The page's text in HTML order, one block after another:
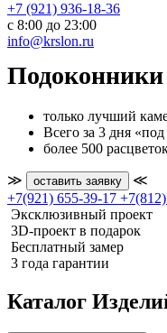
+7 (921) 936-18-36
с 8:00 до 23:00
info@krslon.ru
Подоконники
только лучший
Всего за 3 дня
более 500
≫ оставить заявку
≪
+7(921) 655-39-17
Эксклюзивный проект
3D-проект в подарок
Бесплатный замер
3 года гарантии
Каталог